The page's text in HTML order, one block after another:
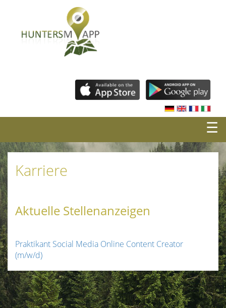
☰
Karriere
Aktuelle Stellenanzeigen
Praktikant Social Media Online Content Creator
(m/w/d)